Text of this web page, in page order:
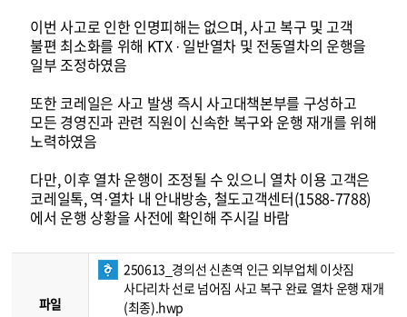
이번 사고로 인한 인명피해는 없으며, 사고 복구 및 고객
불편 최소화를 위해 KTX · 일반열차 및 전동열차의 운행을
일부 조정하였음
또한 코레일은 사고 발생 즉시 사고대책본부를 구성하고
모든 경영진과 관련 직원이 신속한 복구와 운행 재개를 위해
노력하였음
다만, 이후 열차 운행이 조정될 수 있으니 열차 이용 고객은
코레일톡, 역·열차 내 안내방송, 철도고객센터(1588-7788)
에서 운행 상황을 사전에 확인해 주시길 바람
파일
250613_경의선 신촌역 인근 외부업체 이삿짐
사다리차 선로 넘어짐 사고 복구 완료 열차 운행 재개
(최종).hwp